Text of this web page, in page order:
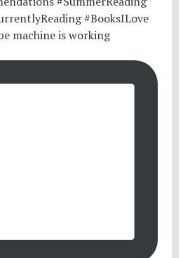
machine is working